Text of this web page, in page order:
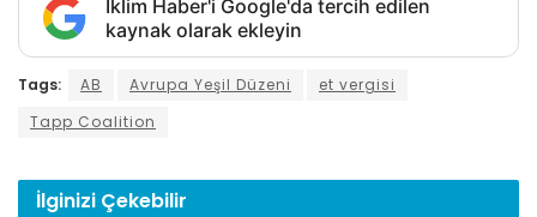
İklim Haber'i Google'da tercih edilen
kaynak olarak ekleyin
Tags: AB Avrupa Yeşil Düzeni
et vergisi
Tapp Coalition
İlginizi Çekebilir